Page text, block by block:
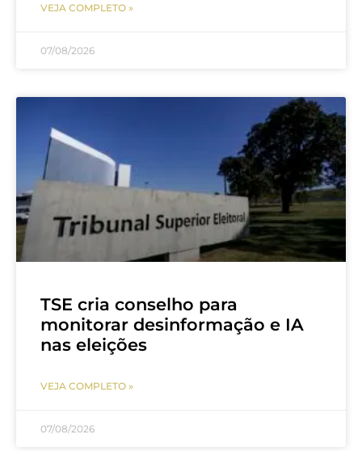
VEJA COMPLETO »
07/08/2026
TSE cria conselho para
monitorar desinformação e IA
nas eleições
VEJA COMPLETO »
07/08/2026